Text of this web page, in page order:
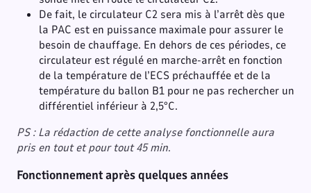
De fait, le circulateur C2 sera mis à l’arrêt dès que
la PAC est en puissance maximale pour assurer le
besoin de chauffage. En dehors de ces périodes, ce
circulateur est régulé en marche-arrêt en fonction
de la température de l’ECS préchauffée et de la
température du ballon B1 pour ne pas rechercher un
différentiel inférieur à 2,5°C.
PS : La rédaction de cette analyse fonctionnelle aura
pris en tout et pour tout 45 min.
Fonctionnement après quelques années